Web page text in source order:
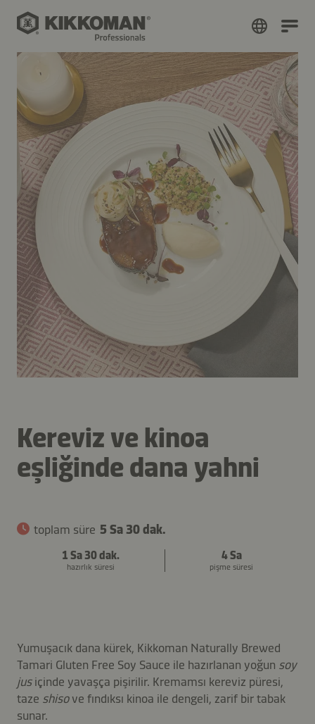
Kereviz ve kinoa
eşliğinde dana yahni
toplam süre 5 Sa 30 dak.
1 Sa 30 dak.
hazırlık süresi
4 Sa
pişme süresi
Yumuşacık dana kürek, Kikkoman Naturally Brewed
Tamari Gluten Free Soy Sauce ile hazırlanan yoğun soy
jusiçinde yavaşça pişirilir. Kremamsı kereviz püresi,
taze shisove fındıksı kinoa ile dengeli, zarif bir tabak
sunar.